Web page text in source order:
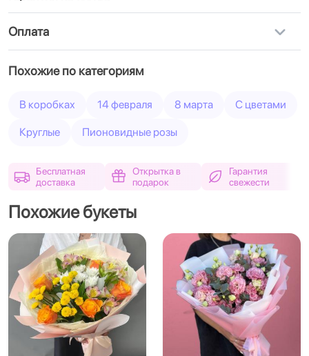
Оплата
Похожие по категориям
В коробках 14 февраля 8 марта С цветами
Круглые Пионовидные розы
Бесплатная
доставка
Открытка в
подарок
Гарантия
свежести
Похожие букеты